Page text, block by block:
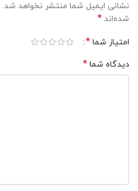
نشانی ایمیل شما منتشر نخواهد شد.
شده‌اند *
امتیاز شما *
دیدگاه شما *